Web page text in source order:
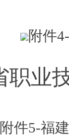
附件
职业
附件5-福